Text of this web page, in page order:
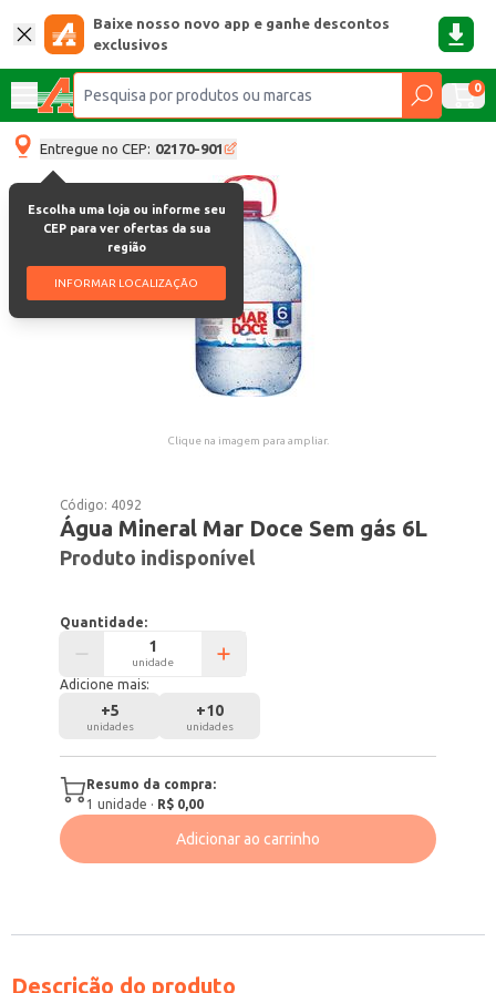
Baixe nosso novo app e ganhe descontos
exclusivos
0
Entregue no CEP: 02170-901
Escolha uma loja ou informe seu
CEP para ver ofertas da sua
região
INFORMAR LOCALIZAÇÃO
Clique na imagem para ampliar.
Código: 4092
Água Mineral Mar Doce Sem gás 6L
Produto indisponível
Quantidade:
unidade
Adicione mais:
+5
unidades
+10
unidades
Resumo da compra:
1 unidade · R$ 0,00
Adicionar ao carrinho
Descrição do produto